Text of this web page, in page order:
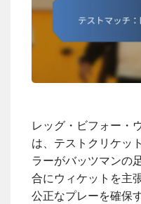
レッグ・ビフォー・
は、テストクリケッ
ラーがバッツマンの
合にウィケットを主
公正なプレーを確保